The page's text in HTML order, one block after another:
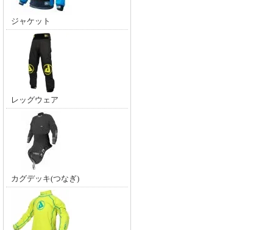
ジャケット
レッグウェア
カグデッキ(つなぎ)